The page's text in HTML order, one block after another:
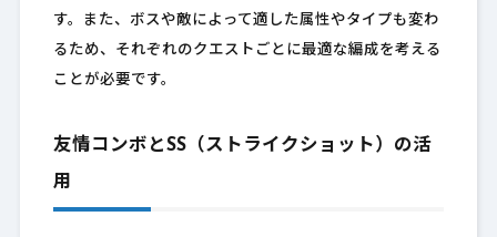
す。また、ボスや敵によって適した属性やタイプも変わ
るため、それぞれのクエストごとに最適な編成を考える
ことが必要です。
友情コンボとSS（ストライクショット）の活
用